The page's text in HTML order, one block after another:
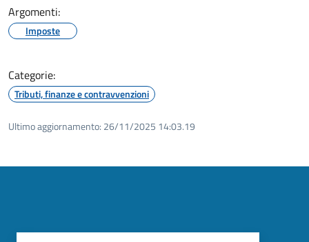
Argomenti:
Imposte
Categorie:
Tributi, finanze e contravvenzioni
Ultimo aggiornamento: 26/11/2025 14:03.19